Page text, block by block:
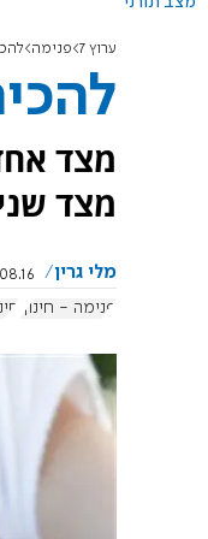
ערוץ 7 פנימה
מצד
מצד
מלי גרין
9:01
פנימה - חינוך